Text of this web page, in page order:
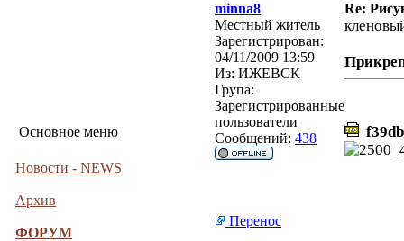
Основное меню
Новости - NEWS
Архив
ФОРУМ
minna8
Re:
Местный житель
Зарегистрирован:
04/11/2009 13:59
Из: ИЖЕВСК
Група:
Зарегистрированные
пользователи
Сообщений: 438
Перенос